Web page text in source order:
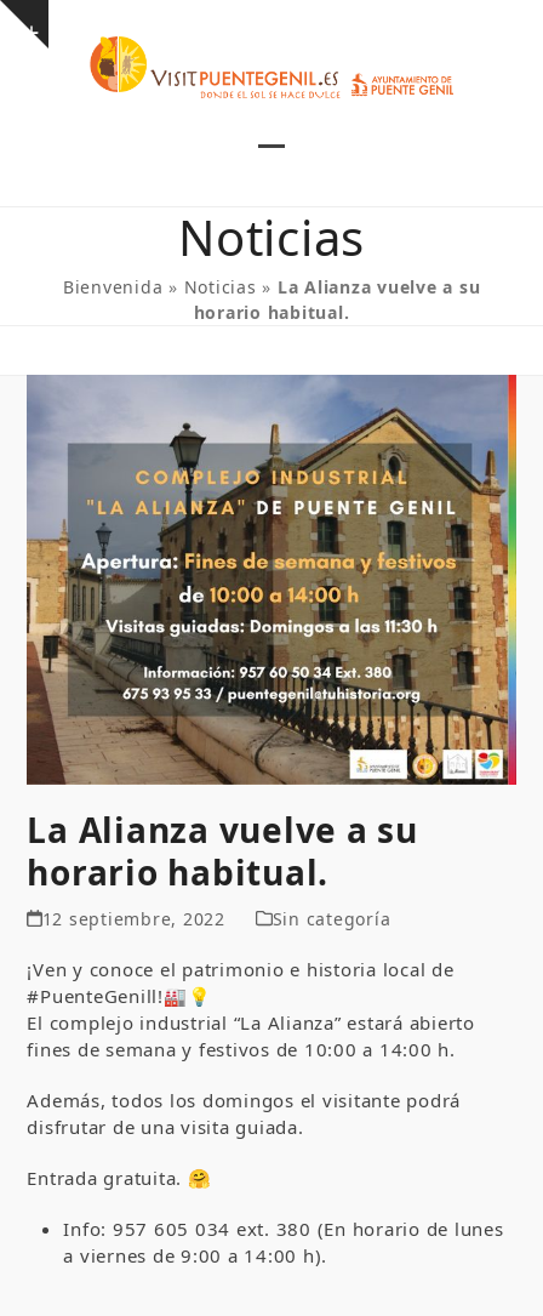
Skip
Show
mobile
menu
mobile
menu
Noticias
Bienvenida » Noticias » La Alianza vuelve a su
horario habitual.
La Alianza vuelve a su
horario habitual.
12 septiembre, 2022 Sin categoría
¡Ven y conoce el patrimonio e historia local de
#PuenteGenill!🏭💡
El complejo industrial “La Alianza” estará abierto
fines de semana y festivos de 10:00 a 14:00 h.
Además, todos los domingos el visitante podrá
disfrutar de una visita guiada.
Entrada gratuita. 🤗
Info: 957 605 034 ext. 380 (En horario de lunes
a viernes de 9:00 a 14:00 h).